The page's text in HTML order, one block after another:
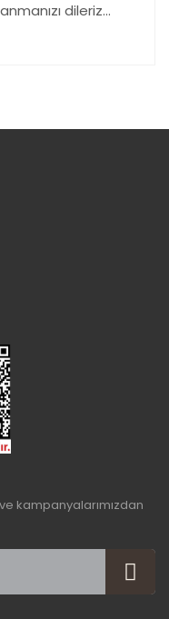
dileriz...
bulunuyor.
pahalı.
olmalı.
kampanyalarımızdan